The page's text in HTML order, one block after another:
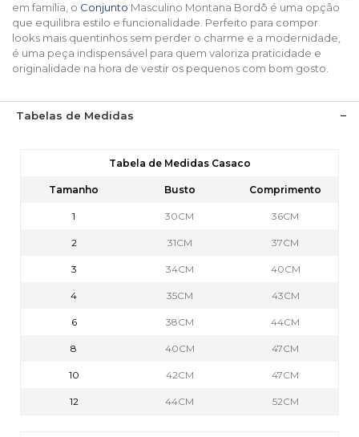
em família, o Conjunto Masculino Montana Bordô é uma opção
que equilibra estilo e funcionalidade. Perfeito para compor
looks mais quentinhos sem perder o charme e a modernidade,
é uma peça indispensável para quem valoriza praticidade e
originalidade na hora de vestir os pequenos com bom gosto.
Tabelas de Medidas
Tabela de Medidas Casaco
Tamanho Busto Comprimento
1 30CM 36CM
2 31CM 37CM
3 34CM 40CM
4 35CM 43CM
6 38CM 44CM
8 40CM 47CM
10 42CM 47CM
12 44CM 52CM